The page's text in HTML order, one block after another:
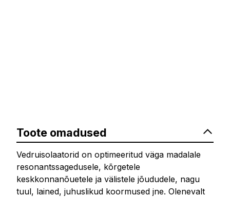
Toote omadused
Vedruisolaatorid on optimeeritud väga madalale
resonantssagedusele, kõrgetele
keskkonnanõuetele ja välistele jõududele, nagu
tuul, lained, juhuslikud koormused jne. Olenevalt